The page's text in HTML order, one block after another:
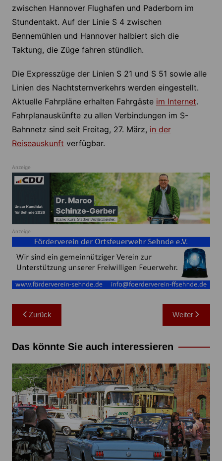
zwischen Hannover Flughafen und Paderborn im
Stundentakt. Auf der Linie S 4 zwischen
Bennemühlen und Hannover halbiert sich die
Taktung, die Züge fahren stündlich.
Die Expresszüge der Linien S 21 und S 51 sowie alle
Linien des Nachtsternverkehrs werden eingestellt.
Aktuelle Fahrpläne erhalten Fahrgäste im Internet.
Fahrplanauskünfte zu allen Verbindungen im S-
Bahnnetz sind seit Freitag, 27. März, in der
Reiseauskunft verfügbar.
Anzeige
Anzeige
Beitragsnavigation
Zurück Weiter
Das könnte Sie auch interessieren